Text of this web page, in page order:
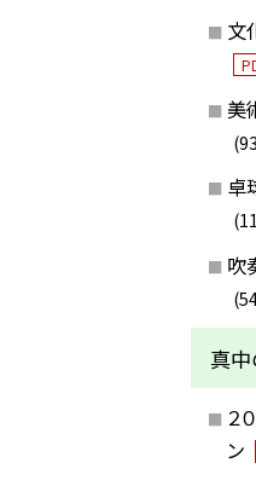
文
美
卓
吹
真
２
ン